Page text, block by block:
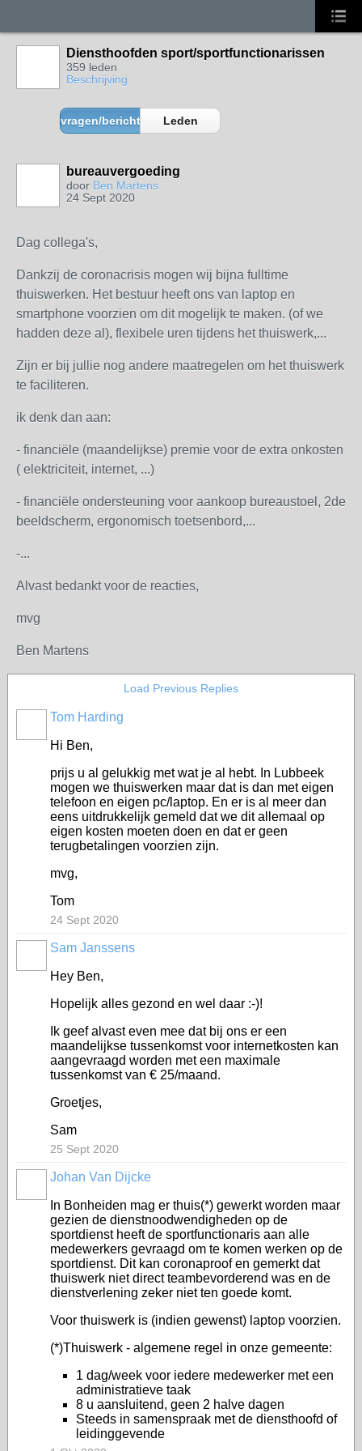
Diensthoofden sport/sportfunctionarissen
359 leden
Beschrijving
vragen/berichten Leden
bureauvergoeding
door Ben Martens
24 Sept 2020
Dag collega's,
Dankzij de coronacrisis mogen wij bijna fulltime
thuiswerken. Het bestuur heeft ons van laptop en
smartphone voorzien om dit mogelijk te maken. (of we
hadden deze al), flexibele uren tijdens het thuiswerk,...
Zijn er bij jullie nog andere maatregelen om het thuiswerk
te faciliteren.
ik denk dan aan:
- financiële (maandelijkse) premie voor de extra onkosten
( elektriciteit, internet, ...)
- financiële ondersteuning voor aankoop bureaustoel, 2de
beeldscherm, ergonomisch toetsenbord,...
-...
Alvast bedankt voor de reacties,
mvg
Ben Martens
Load Previous Replies
Tom Harding
Hi Ben,
prijs u al gelukkig met wat je al hebt. In Lubbeek
mogen we thuiswerken maar dat is dan met eigen
telefoon en eigen pc/laptop. En er is al meer dan
eens uitdrukkelijk gemeld dat we dit allemaal op
eigen kosten moeten doen en dat er geen
terugbetalingen voorzien zijn.
mvg,
Tom
24 Sept 2020
Sam Janssens
Hey Ben,
Hopelijk alles gezond en wel daar :-)!
Ik geef alvast even mee dat bij ons er een
maandelijkse tussenkomst voor internetkosten kan
aangevraagd worden met een maximale
tussenkomst van € 25/maand.
Groetjes,
Sam
25 Sept 2020
Johan Van Dijcke
In Bonheiden mag er thuis(*) gewerkt worden maar
gezien de dienstnoodwendigheden op de
sportdienst heeft de sportfunctionaris aan alle
medewerkers gevraagd om te komen werken op de
sportdienst. Dit kan coronaproof en gemerkt dat
thuiswerk niet direct teambevorderend was en de
dienstverlening zeker niet ten goede komt.
Voor thuiswerk is (indien gewenst) laptop voorzien.
(*)Thuiswerk - algemene regel in onze gemeente:
1 dag/week voor iedere medewerker met een
administratieve taak
8 u aansluitend, geen 2 halve dagen
Steeds in samenspraak met de diensthoofd of
leidinggevende